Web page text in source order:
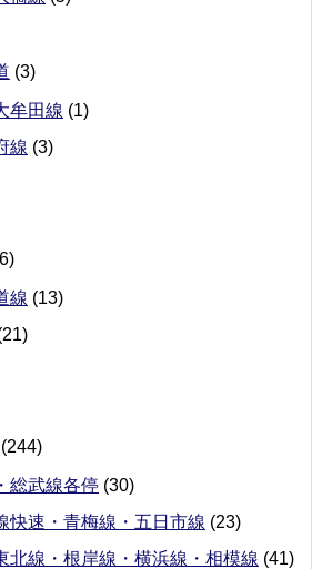
(3)
牟田線 (1)
線 (3)
線 (13)
(244)
総武線各停 (30)
快速・青梅線・五日市線 (23)
北線・根岸線・横浜線・相模線 (41)